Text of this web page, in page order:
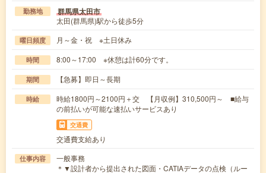
勤務地 群馬県太田市
太田(群馬県)駅から徒歩5分
曜日頻度 月～金・祝 ※土日休み
時間 8:00～17:00 ※休憩は計60分です。
期間 【急募】即日～長期
時給
時給1800円～2100円＋交 【月収例】310,500円～ ■給与
の前払いが可能な速払いサービスあり
交通費
交通費支給あり
仕事内容
一般事務
＊▼設計者から提出された図面・CATIAデータの点検（ルー